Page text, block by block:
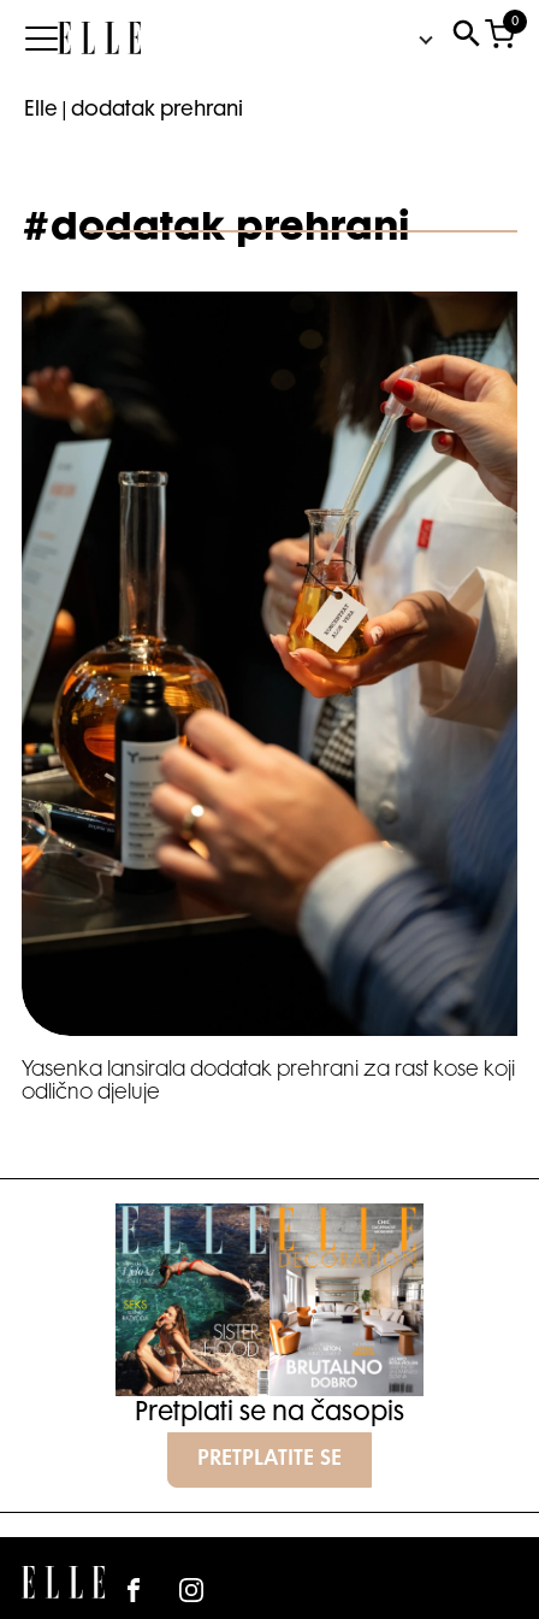
Elle
0
Elle dodatak prehrani
#dodatak prehrani
Yasenka lansirala dodatak prehrani za rast kose koji
odlično djeluje
Pretplati se na časopis
PRETPLATITE SE